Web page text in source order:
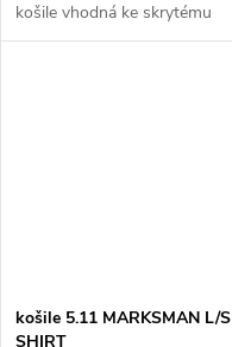
košile vhodná ke skrytému
nošení zbraně díky systému
košile 5.11 MARKSMAN L/S
SHIRT